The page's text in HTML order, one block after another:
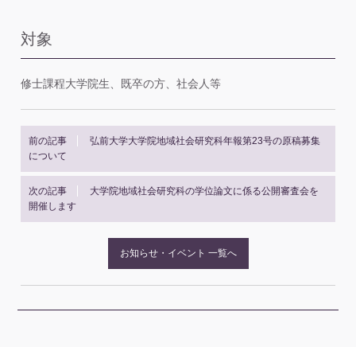
対象
修士課程大学院生、既卒の方、社会人等
前の記事
弘前大学大学院地域社会研究科年報第23号の原稿募集
について
次の記事
大学院地域社会研究科の学位論文に係る公開審査会を
開催します
お知らせ・イベント 一覧へ